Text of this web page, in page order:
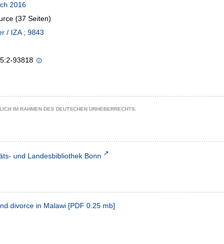
2016
(37 Seiten)
/ IZA ; 9843
93818
IM RAHMEN DES DEUTSCHEN URHEBERRECHTS.
und Landesbibliothek Bonn
divorce in Malawi [PDF 0.25 mb]